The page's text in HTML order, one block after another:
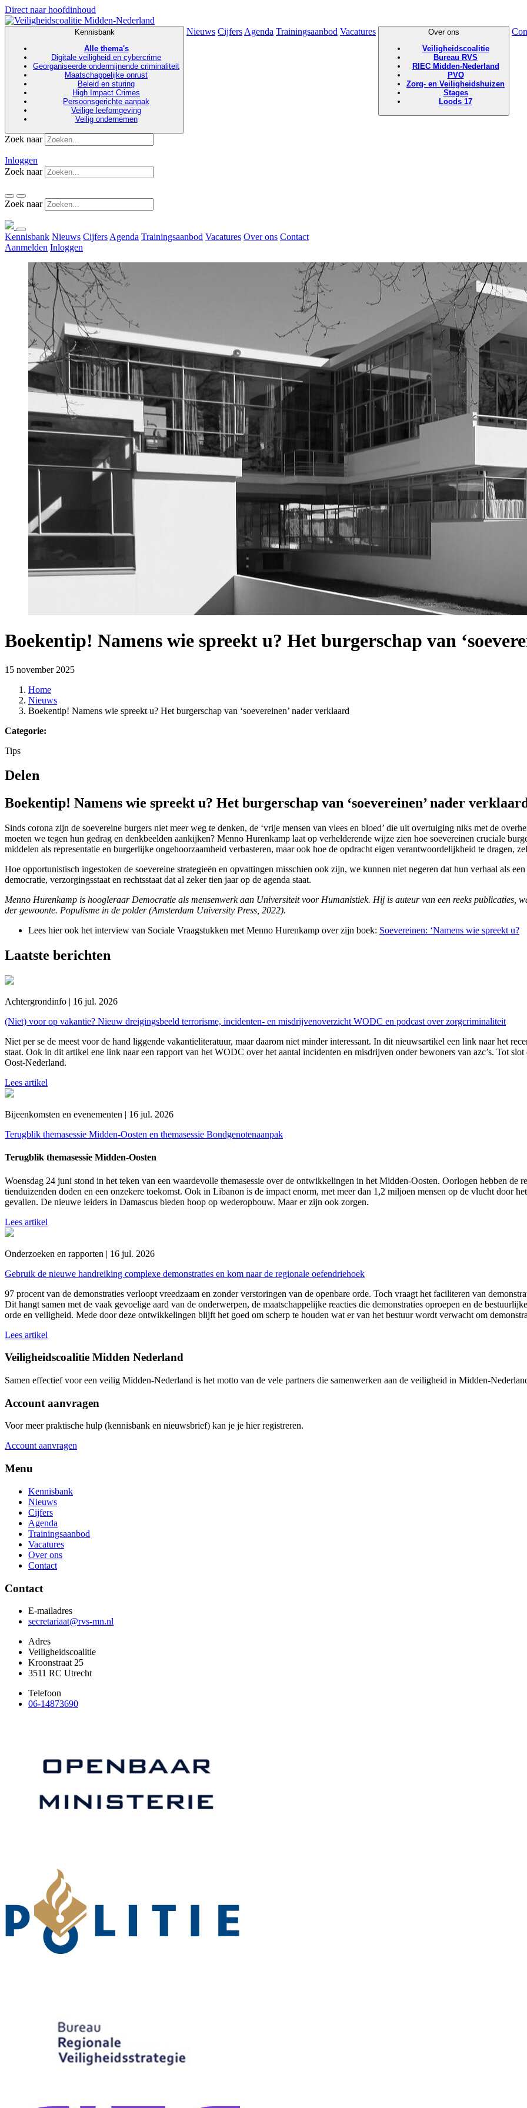
Direct naar hoofdinhoud
Kennisbank
Alle thema's
Digitale veiligheid en cybercrime
Georganiseerde ondermijnende criminaliteit
Maatschappelijke onrust
Beleid en sturing
High Impact Crimes
Persoonsgerichte aanpak
Veilige leefomgeving
Veilig ondernemen
Nieuws Cijfers Agenda Trainingsaanbod Vacatures
Over ons
Veiligheidscoalitie
Bureau RVS
RIEC Midden-Nederland
PVO
Zorg- en Veiligheidshuizen
Stages
Loods 17
Zoek naar
Inloggen
Zoek naar
Zoek naar
Kennisbank Nieuws Cijfers Agenda Trainingsaanbod Vacatures Over ons Contact
Aanmelden Inloggen
Boekentip! Namens wie spreekt u? Het burgerschap van
15 november 2025
Home
Nieuws
Boekentip! Namens wie spreekt u? Het burgerschap van ‘soevereinen’ nader verklaard
Categorie:
Tips
Delen
Boekentip! Namens wie spreekt u? Het burgerschap van ‘soevereinen’ nader
Sinds corona zijn de soevereine burgers niet meer weg te denken, de ‘vrije mensen van vlees en bloed’ die uit overtuiging niks met de
moeten we tegen hun gedrag en denkbeelden aankijken? Menno Hurenkamp laat op verhelderende wijze zien hoe soevereinen cruciale
middelen als representatie en burgerlijke ongehoorzaamheid verbasteren, maar ook hoe de opdracht eigen verantwoordelijkheid te dragen,
Hoe opportunistisch ingestoken de soevereine strategieën en opvattingen misschien ook zijn, we kunnen niet negeren dat hun verhaal als
democratie, verzorgingsstaat en rechtsstaat dat al zeker tien jaar op de agenda staat.
Menno Hurenkamp is hoogleraar Democratie als mensenwerk aan Universiteit voor Humanistiek. Hij is auteur van een reeks publicaties,
der gewoonte. Populisme in de polder (Amsterdam University Press, 2022).
Lees hier ook het interview van Sociale Vraagstukken met Menno Hurenkamp over zijn boek: Soevereinen: ‘Namens wie spreekt u?
Laatste berichten
Achtergrondinfo | 16 jul. 2026
(Niet) voor op vakantie? Nieuw dreigingsbeeld terrorisme, incidenten- en misdrijvenoverzicht WODC en podcast over zorgcriminaliteit
Niet per se de meest voor de hand liggende vakantieliteratuur, maar daarom niet minder interessant. In dit nieuwsartikel een link naar het
staat. Ook in dit artikel ene link naar een rapport van het WODC over het aantal incidenten en misdrijven onder bewoners van azc’s. Tot
Oost-Nederland.
Lees artikel
Bijeenkomsten en evenementen | 16 jul. 2026
Terugblik themasessie Midden-Oosten en themasessie Bondgenotenaanpak
Terugblik themasessie Midden-Oosten
Woensdag 24 juni stond in het teken van een waardevolle themasessie over de ontwikkelingen in het Midden-Oosten. Oorlogen hebben de
tienduizenden doden en een onzekere toekomst. Ook in Libanon is de impact enorm, met meer dan 1,2 miljoen mensen op de vlucht door
gevallen. De nieuwe leiders in Damascus bieden hoop op wederopbouw. Maar er zijn ook zorgen.
Lees artikel
Onderzoeken en rapporten | 16 jul. 2026
Gebruik de nieuwe handreiking complexe demonstraties en kom naar de regionale oefendriehoek
97 procent van de demonstraties verloopt vreedzaam en zonder verstoringen van de openbare orde. Toch vraagt het faciliteren van
Dit hangt samen met de vaak gevoelige aard van de onderwerpen, de maatschappelijke reacties die demonstraties oproepen en de
orde en veiligheid. Mede door deze ontwikkelingen blijft het goed om scherp te houden wat er van het bestuur wordt verwacht om
Lees artikel
Veiligheidscoalitie Midden Nederland
Samen effectief voor een veilig Midden-Nederland is het motto van de vele partners die samenwerken aan de veiligheid in Midden-
Account aanvragen
Voor meer praktische hulp (kennisbank en nieuwsbrief) kan je je hier registreren.
Account aanvragen
Menu
Kennisbank
Nieuws
Cijfers
Agenda
Trainingsaanbod
Vacatures
Over ons
Contact
Contact
E-mailadres
secretariaat@rvs-mn.nl
Adres
Veiligheidscoalitie
Kroonstraat 25
3511 RC Utrecht
Telefoon
06-14873690